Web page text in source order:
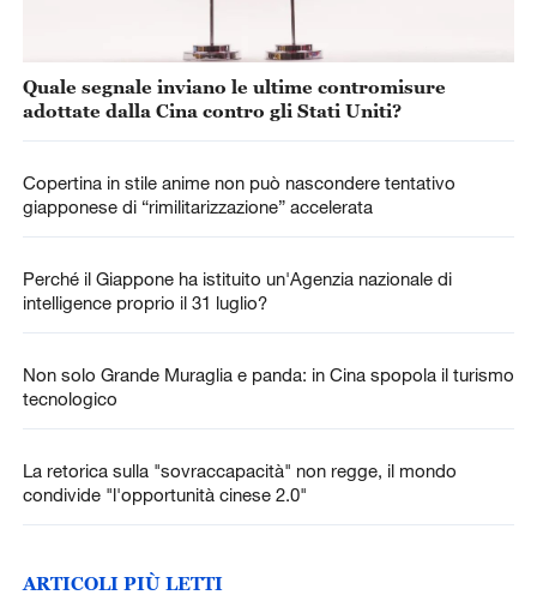
Quale segnale inviano le ultime contromisure
adottate dalla Cina contro gli Stati Uniti?
Copertina in stile anime non può nascondere tentativo
giapponese di “rimilitarizzazione” accelerata
Perché il Giappone ha istituito un'Agenzia nazionale di
intelligence proprio il 31 luglio?
Non solo Grande Muraglia e panda: in Cina spopola il turismo
tecnologico
La retorica sulla "sovraccapacità" non regge, il mondo
condivide "l'opportunità cinese 2.0"
ARTICOLI PIÙ LETTI